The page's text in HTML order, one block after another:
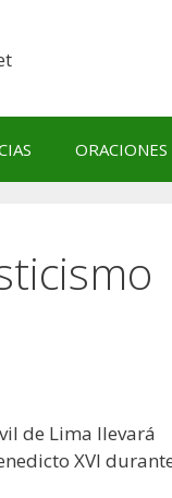
ORACIONES
de Lima llevará
XVI